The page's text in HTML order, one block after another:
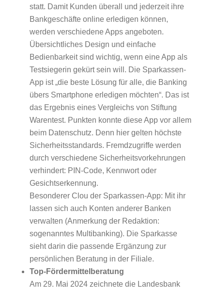
statt. Damit Kunden überall und jederzeit ihre
Bankgeschäfte online erledigen können,
werden verschiedene Apps angeboten.
Übersichtliches Design und einfache
Bedienbarkeit sind wichtig, wenn eine App als
Testsiegerin gekürt sein will. Die Sparkassen-
App ist „die beste Lösung für alle, die Banking
übers Smartphone erledigen möchten“. Das ist
das Ergebnis eines Vergleichs von Stiftung
Warentest. Punkten konnte diese App vor allem
beim Datenschutz. Denn hier gelten höchste
Sicherheitsstandards. Fremdzugriffe werden
durch verschiedene Sicherheitsvorkehrungen
verhindert: PIN-Code, Kennwort oder
Gesichtserkennung.
Besonderer Clou der Sparkassen-App: Mit ihr
lassen sich auch Konten anderer Banken
verwalten (Anmerkung der Redaktion:
sogenanntes Multibanking). Die Sparkasse
sieht darin die passende Ergänzung zur
persönlichen Beratung in der Filiale.
Top-Fördermittelberatung
Am 29. Mai 2024 zeichnete die Landesbank